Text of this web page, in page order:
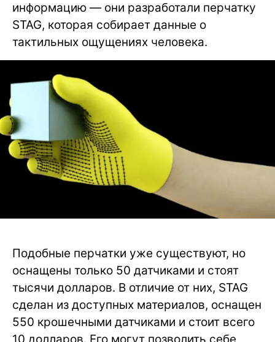
информацию — они разработали перчатку
STAG, которая собирает данные о
тактильных ощущениях человека.
Подобные перчатки уже существуют, но
оснащены только 50 датчиками и стоят
тысячи долларов. В отличие от них, STAG
сделан из доступных материалов, оснащен
550 крошечными датчиками и стоит всего
10 долларов. Его могут позволить себе